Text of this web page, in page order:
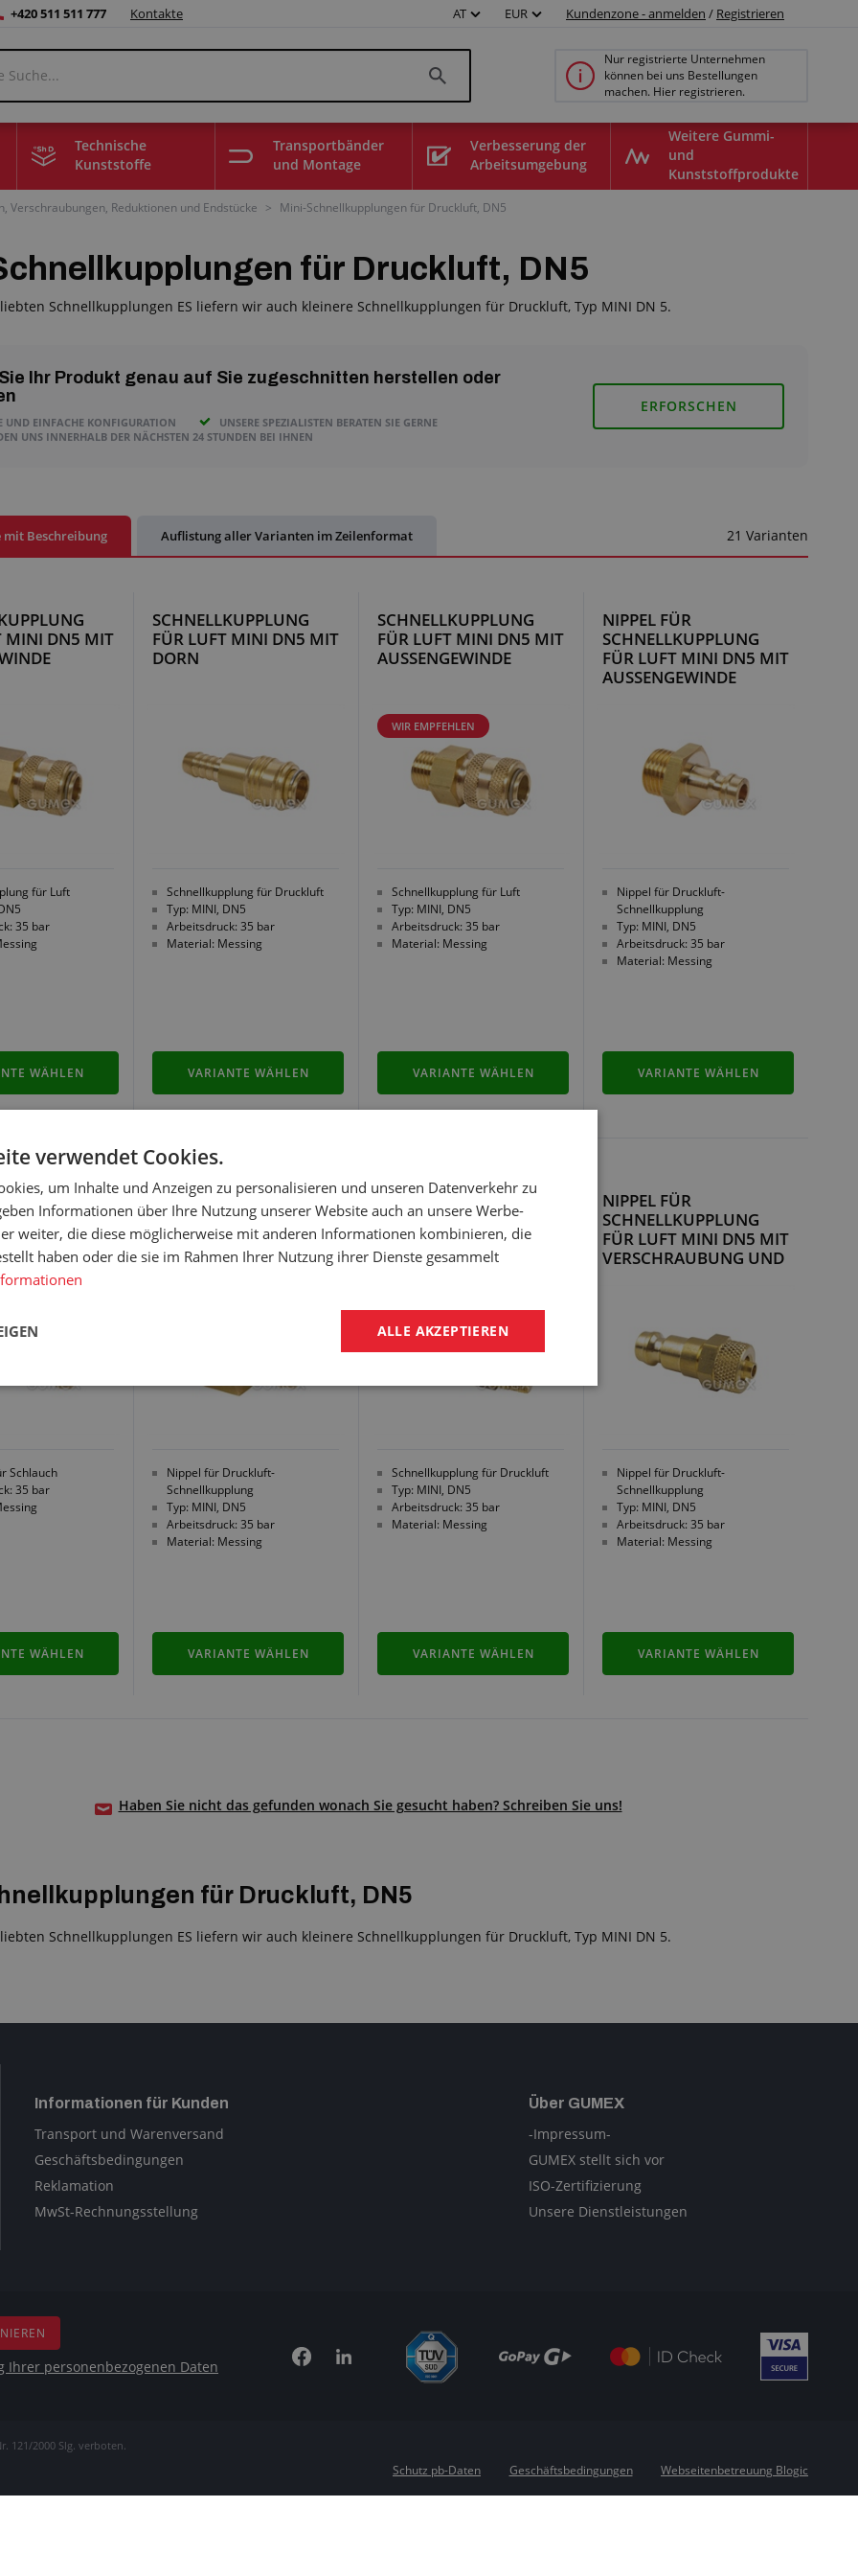
+420 511 511 777 Kontakte AT EUR Kundenzone - anmelden / Registrieren
Nur registrierte Unternehmen
können bei uns Bestellungen
machen. Hier registrieren.
Technische
Kunststoffe
Transportbänder
und Montage
Verbesserung der
Arbeitsumgebung
Weitere Gummi-
und
Kunststoffprodukte
Verschraubungen, Reduktionen und Endstücke > Mini-Schnellkupplungen für Druckluft, DN5
für Druckluft, DN5
Schnellkupplungen ES liefern wir auch kleinere Schnellkupplungen für Druckluft, Typ MINI DN 5.
Ihr Produkt genau auf Sie zugeschnitten herstellen oder
UND EINFACHE KONFIGURATION
UNSERE SPEZIALISTEN BERATEN SIE GERNE
UNS INNERHALB DER NÄCHSTEN 24 STUNDEN BEI IHNEN
ERFORSCHEN
mit Beschreibung Auflistung aller Varianten im Zeilenformat 21 Varianten
MINI DN5 MIT
für Luft
35 bar
WÄHLEN
SCHNELLKUPPLUNG
FÜR LUFT MINI DN5 MIT
DORN
Schnellkupplung für Druckluft
Typ: MINI, DN5
Arbeitsdruck: 35 bar
Material: Messing
VARIANTE WÄHLEN
SCHNELLKUPPLUNG
FÜR LUFT MINI DN5 MIT
AUSSENGEWINDE
WIR EMPFEHLEN
Schnellkupplung für Luft
Typ: MINI, DN5
Arbeitsdruck: 35 bar
Material: Messing
VARIANTE WÄHLEN
NIPPEL FÜR
SCHNELLKUPPLUNG
FÜR LUFT MINI DN5 MIT
AUSSENGEWINDE
Nippel für Druckluft-
Schnellkupplung
Typ: MINI, DN5
Arbeitsdruck: 35 bar
Material: Messing
VARIANTE WÄHLEN
MINI DN5 MIT
Schlauch
35 bar
WÄHLEN
NIPPEL FÜR
SCHNELLKUPPLUNG
FÜR LUFT MINI DN5 MIT
INNENGEWINDE
Nippel für Druckluft-
Schnellkupplung
Typ: MINI, DN5
Arbeitsdruck: 35 bar
Material: Messing
VARIANTE WÄHLEN
SCHNELLKUPPLUNG
FÜR LUFT MINI DN5 MIT
VERSCHRAUBUNG UND
ÜBERWURFMUTTER
Schnellkupplung für Druckluft
Typ: MINI, DN5
Arbeitsdruck: 35 bar
Material: Messing
VARIANTE WÄHLEN
NIPPEL FÜR
SCHNELLKUPPLUNG
FÜR LUFT MINI DN5 MIT
VERSCHRAUBUNG UND
Nippel für Druckluft-
Schnellkupplung
Typ: MINI, DN5
Arbeitsdruck: 35 bar
Material: Messing
VARIANTE WÄHLEN
Haben Sie nicht das gefunden wonach Sie gesucht haben? Schreiben Sie uns!
für Druckluft, DN5
Schnellkupplungen ES liefern wir auch kleinere Schnellkupplungen für Druckluft, Typ MINI DN 5.
Informationen für Kunden
Transport und Warenversand
Geschäftsbedingungen
Reklamation
MwSt-Rechnungsstellung
Über GUMEX
-Impressum-
GUMEX stellt sich vor
ISO-Zertifizierung
Unsere Dienstleistungen
Ihrer personenbezogenen Daten
121/2000 Slg. verboten.
Schutz pb-Daten Geschäftsbedingungen Webseitenbetreuung Blogic
verwendet Cookies.
um Inhalte und Anzeigen zu personalisieren und unseren Datenverkehr zu
Informationen über Ihre Nutzung unserer Website auch an unsere Werbe-
weiter, die diese möglicherweise mit anderen Informationen kombinieren, die
haben oder die sie im Rahmen Ihrer Nutzung ihrer Dienste gesammelt
ALLE AKZEPTIEREN